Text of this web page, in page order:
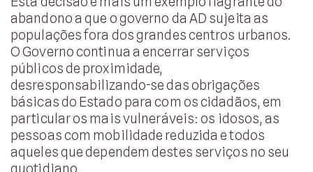
abandono a que o governo da AD sujeita as
populações fora dos grandes centros urbanos.
O Governo continua a encerrar serviços
públicos de proximidade,
desresponsabilizando-se das obrigações
básicas do Estado para com os cidadãos, em
particular os mais vulneráveis: os idosos, as
pessoas com mobilidade reduzida e todos
aqueles que dependem destes serviços no seu
quotidiano.